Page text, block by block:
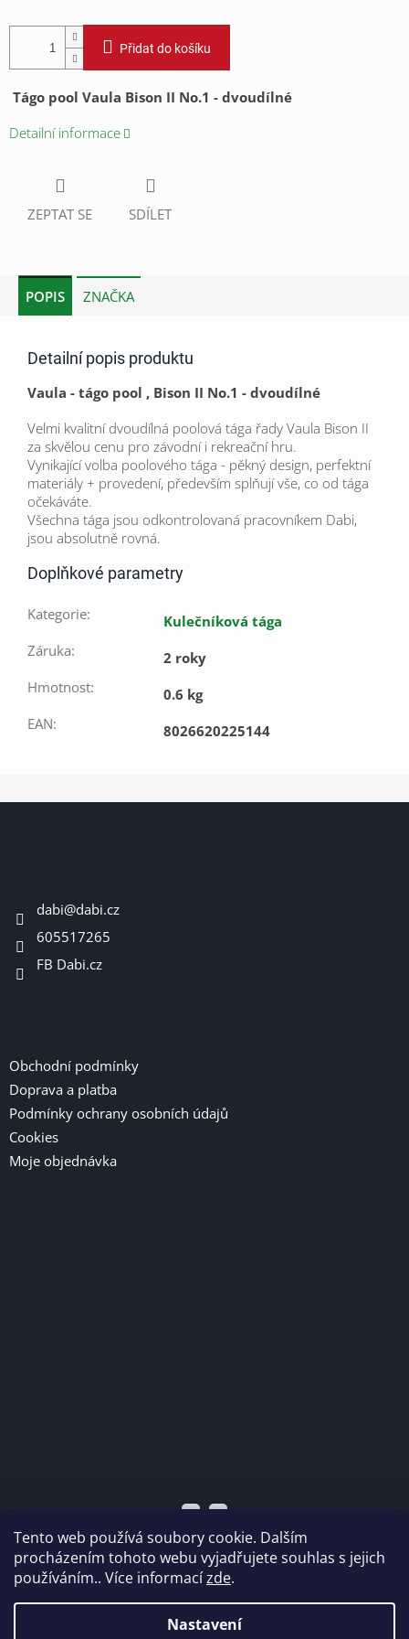
Tento web používá soubory cookie. Dalším
procházením tohoto webu vyjadřujete souhlas s jejich
používáním.. Více informacízde.
Nastavení
Přidat do košíku
Tágo pool Vaula Bison II No.1 - dvoudílné
Detailní informace
ZEPTAT SE SDÍLET
POPIS ZNAČKA
Detailní popis produktu
Vaula - tágo pool , Bison II No.1 - dvoudílné
Velmi kvalitní dvoudílná poolová tága řady Vaula Bison II
za skvělou cenu pro závodní i rekreační hru.
Vynikající volba poolového tága - pěkný design, perfektní
materiály + provedení, především splňují vše, co od tága
očekáváte.
Všechna tága jsou odkontrolovaná pracovníkem Dabi,
jsou absolutně rovná.
Doplňkové parametry
Kategorie:
Kulečníková tága
Záruka:
2 roky
Hmotnost:
0.6 kg
EAN: 8026620225144
dabi@dabi.cz
605517265
FB Dabi.cz
Obchodní podmínky
Doprava a platba
Podmínky ochrany osobních údajů
Cookies
Moje objednávka
Vytvořil Shoptet